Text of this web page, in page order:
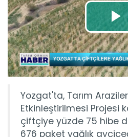
Yozgat'ta, Tarım
Etkinleştirilmesi Projesi
çiftçiye yüzde 75 hibe
676 paket yağlık